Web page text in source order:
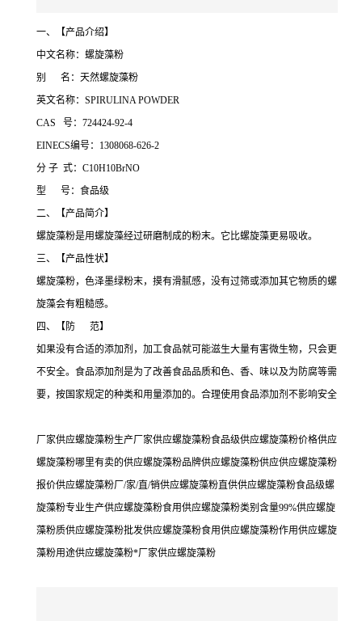
一、【产品介绍】
中文名称：螺旋藻粉
别 名：天然螺旋藻粉
英文名称：SPIRULINA POWDER
CAS 号：724424-92-4
EINECS编号：1308068-626-2
分 子 式：C10H10BrNO
型 号：食品级
二、【产品简介】
螺旋藻粉是用螺旋藻经过研磨制成的粉末。它比螺旋藻更易吸收。
三、【产品性状】
螺旋藻粉，色泽墨绿粉末，摸有滑腻感，没有过筛或添加其它物质的螺
旋藻会有粗糙感。
四、【防 范】
如果没有合适的添加剂，加工食品就可能滋生大量有害微生物，只会更
不安全。食品添加剂是为了改善食品品质和色、香、味以及为防腐等需
要，按国家规定的种类和用量添加的。合理使用食品添加剂不影响安全
厂家供应螺旋藻粉生产厂家供应螺旋藻粉食品级供应螺旋藻粉价格供应
螺旋藻粉哪里有卖的供应螺旋藻粉品牌供应螺旋藻粉供应供应螺旋藻粉
报价供应螺旋藻粉厂/家/直/销供应螺旋藻粉直供供应螺旋藻粉食品级螺
旋藻粉专业生产供应螺旋藻粉食用供应螺旋藻粉类别含量99%供应螺旋
藻粉质供应螺旋藻粉批发供应螺旋藻粉食用供应螺旋藻粉作用供应螺旋
藻粉用途供应螺旋藻粉*厂家供应螺旋藻粉